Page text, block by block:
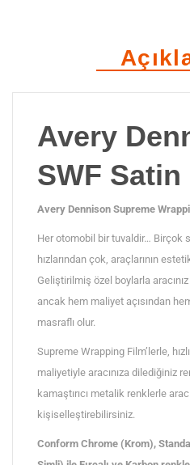
Avery
SWF Satin
Avery Dennison Supreme
Her otomobil bir tuvaldir… Birçok
hızlarından çok, araçlarının
Geliştirilmiş özel boylarla
ancak hem maliyet açısından
masraflı olur.
Supreme Wrapping Film’lerle,
maliyetiyle aracınıza dilediğiniz
kamaştırıcı metalik renklerle
kişiselleştirebilirsiniz.
Conform Chrome (Krom),